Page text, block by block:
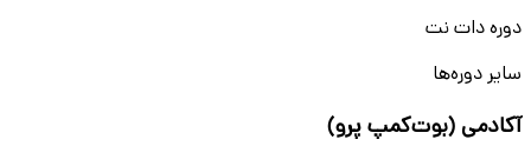
دوره دات نت
سایر دوره‌ها
آکادمی (بوت‌کمپ پرو)